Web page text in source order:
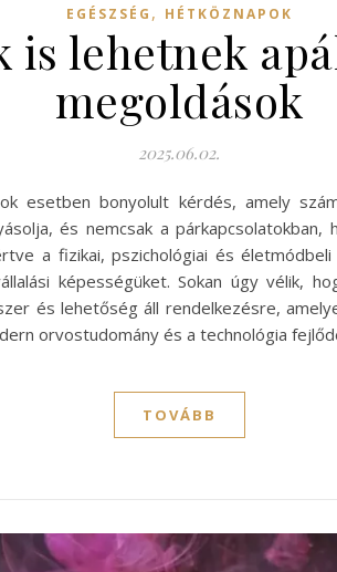
EGÉSZSÉG , HÉTKÖZNAPOK
lehetnek
megoldások
2025.06.02.
esetben bonyolult kérdés, amely
és nemcsak a párkapcsolatokban,
a fizikai, pszichológiai és
képességüket. Sokan úgy vélik,
és lehetőség áll rendelkezésre,
orvostudomány és a technológia
TOVÁBB